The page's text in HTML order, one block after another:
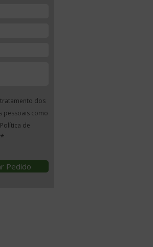
dos
pessoais como
de
*
Pedido